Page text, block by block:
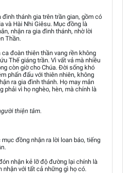
đình thánh gia trên trần gian, gồm có
và Hài Nhi Giêsu. Mục đồng là
nhận ra gia đình thánh, nhờ lời
Thần.
đoàn thiên thần vang rền không
Thế giáng trần. Vì vất vả mà nhiều
còn giờ cho Chúa. Đời sống khó
phấn đấu với thiên nhiên, không
ra gia đình thánh. Họ may mắn
phải vì họ nghèo, hèn, mà chính là
thiện tâm.
đồng nhận ra lời loan báo, tiếng
nhận kẻ lỡ độ đường lại chính là
nhận với tất cả những gì họ có.